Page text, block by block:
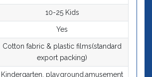
10-25 Kids
Yes
Cotton fabric & plastic films(standard
export packing)
Kindergarten, playground,amusement